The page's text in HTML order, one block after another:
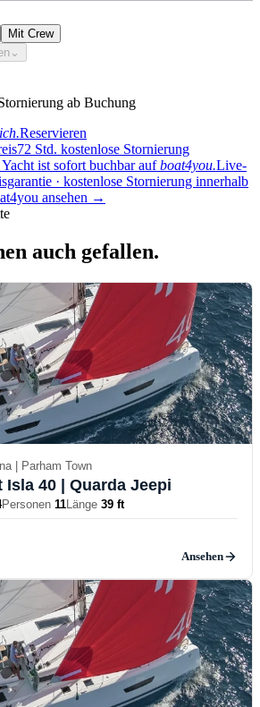
Mit Crew
⌄
ab Buchung
Reservieren
72 Std. kostenlose Stornierung
ist sofort buchbar auf boat4you.Live-
· kostenlose Stornierung innerhalb
ansehen →
auch gefallen.
| Parham Town
Isla 40 | Quarda Jeepi
Personen 11Länge 39 ft
Ansehen